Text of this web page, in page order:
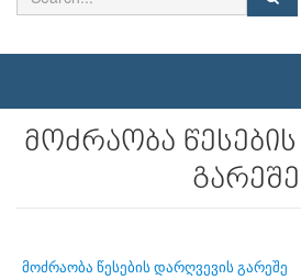
მოძრაობა
გარეშე
მოძრაობა წესების დარღვევის გარეშე